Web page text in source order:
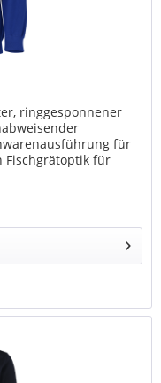
ringgesponnener
für
Fischgrätoptik für